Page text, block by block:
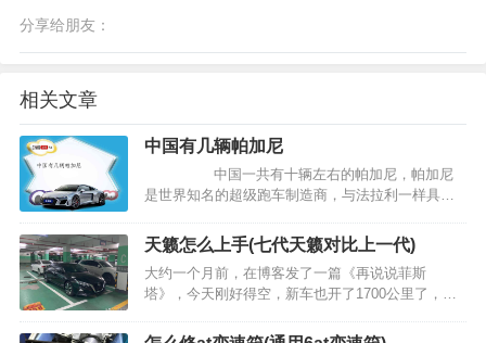
分享给朋友：
相关文章
中国有几辆帕加尼
中国一共有十辆左右的帕加尼，帕加尼
是世界知名的超级跑车制造商，与法拉利一样具有
天籁怎么上手(七代天籁对比上一代)
大约一个月前，在博客发了一篇《再说说菲斯
塔》，今天刚好得空，新车也开了1700公里了，来
的朋友一些参考。 购车价格 车是8月4日提的，记这